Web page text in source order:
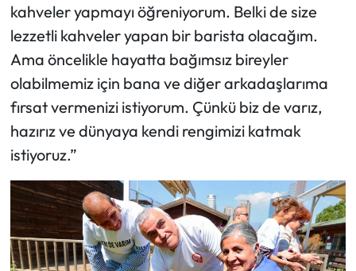
kahveler yapmayı öğreniyorum. Belki de size
lezzetli kahveler yapan bir barista olacağım.
Ama öncelikle hayatta bağımsız bireyler
olabilmemiz için bana ve diğer arkadaşlarıma
fırsat vermenizi istiyorum. Çünkü biz de varız,
hazırız ve dünyaya kendi rengimizi katmak
istiyoruz.”